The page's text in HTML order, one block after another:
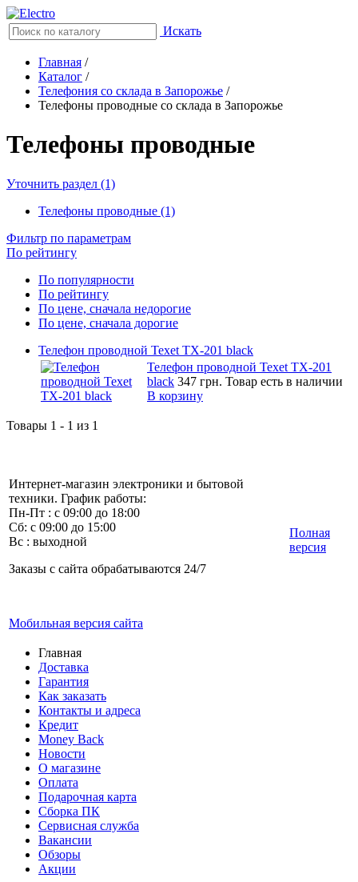
Искать
Главная /
Каталог /
Телефония со склада в Запорожье /
Телефоны проводные со склада в Запорожье
Телефоны проводные
Уточнить раздел (1)
Телефоны проводные (1)
Фильтр по параметрам
По рейтингу
По популярности
По рейтингу
По цене, сначала недорогие
По цене, сначала дорогие
Телефон проводной Texet TX-201 black
Телефон проводной Texet TX-201
black 347 грн. Товар есть в наличии
В корзину
Товары 1 - 1 из 1
Интернет-магазин электроники и бытовой
техники. График работы:
Пн-Пт : с 09:00 до 18:00
Сб: с 09:00 до 15:00
Вс : выходной
Заказы с сайта обрабатываются 24/7
Мобильная версия сайта
Полная
версия
Главная
Доставка
Гарантия
Как заказать
Контакты и адреса
Кредит
Money Back
Новости
О магазине
Оплата
Подарочная карта
Сборка ПК
Сервисная служба
Вакансии
Обзоры
Акции